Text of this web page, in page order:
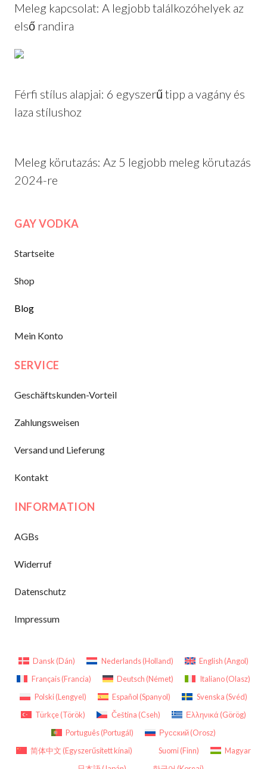
Meleg kapcsolat: A legjobb találkozóhelyek az
első randira
Férfi stílus alapjai: 6 egyszerű tipp a vagány és
laza stílushoz
Meleg körutazás: Az 5 legjobb meleg körutazás
2024-re
GAY VODKA
Startseite
Shop
Blog
Mein Konto
SERVICE
Geschäftskunden-Vorteil
Zahlungsweisen
Versand und Lieferung
Kontakt
INFORMATION
AGBs
Widerruf
Datenschutz
Impressum
Dansk (Dán) Nederlands(Holland) English (Angol)
Français(Francia) Deutsch (Német) Italiano(Olasz)
Polski(Lengyel) Español (Spanyol) Svenska (Svéd)
Türkçe(Török) Čeština (Cseh) Ελληνικά (Görög)
Português(Portugál) Русский(Orosz)
简体中文 (Egyszerűsített kínai) Suomi(Finn)
Magyar